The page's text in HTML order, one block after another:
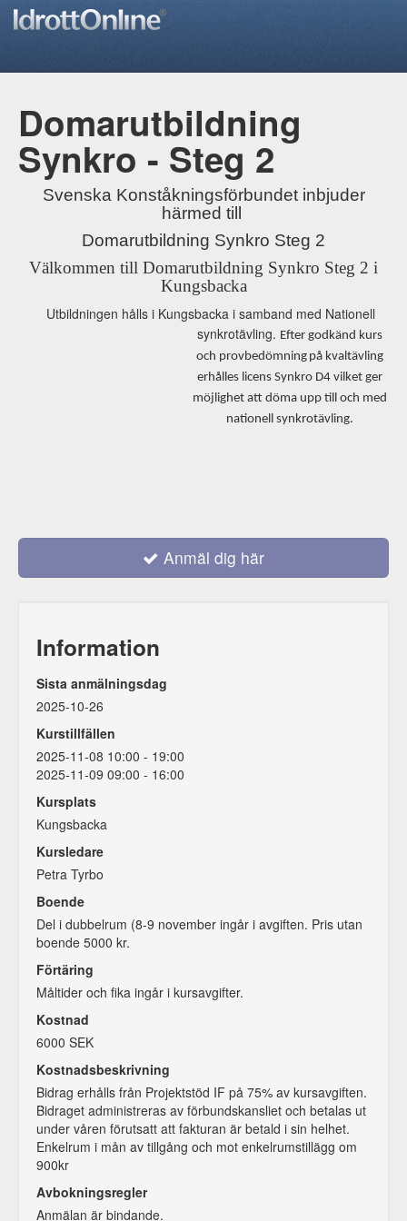
Domarutbildning
Synkro - Steg 2
Svenska Konståkningsförbundet inbjuder
härmed till
Domarutbildning Synkro Steg 2
Välkommen till Domarutbildning Synkro Steg 2 i
Kungsbacka
Utbildningen hålls i Kungsbacka i samband med Nationell
synkrotävling. Efter godkänd kurs
och provbedömning på kvaltävling
erhålles licens Synkro D4 vilket ger
möjlighet att döma upp till och med
nationell synkrotävling.
Anmäl dig här
Information
Sista anmälningsdag
2025-10-26
Kurstillfällen
2025-11-08 10:00 - 19:00
2025-11-09 09:00 - 16:00
Kursplats
Kungsbacka
Kursledare
Petra Tyrbo
Boende
Del i dubbelrum (8-9 november ingår i avgiften. Pris utan
boende 5000 kr.
Förtäring
Måltider och fika ingår i kursavgifter.
Kostnad
6000 SEK
Kostnadsbeskrivning
Bidrag erhålls från Projektstöd IF på 75% av kursavgiften.
Bidraget administreras av förbundskansliet och betalas ut
under våren förutsatt att fakturan är betald i sin helhet.
Enkelrum i mån av tillgång och mot enkelrumstillägg om
900kr
Avbokningsregler
Anmälan är bindande.